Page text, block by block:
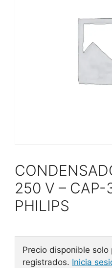
250 V –
PHILIPS
Precio disponible solo
registrados. Inicia